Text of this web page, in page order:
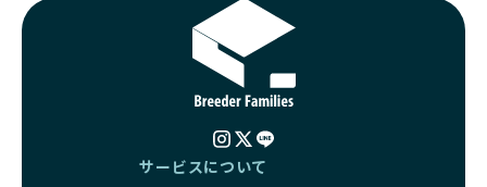
サービスについて